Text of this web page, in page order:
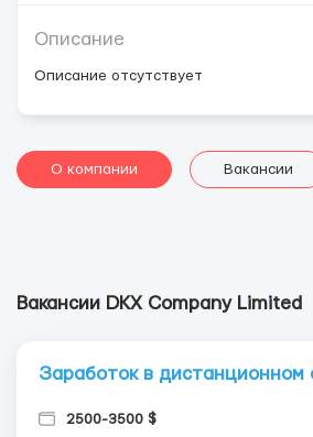
Описание
Описание отсутствует
О компании Вакансии
Вакансии DKX Company Limited
Заработок в дистанционном
2500-3500 $